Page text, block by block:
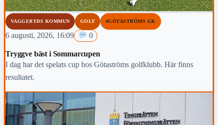
VAGGERYDS KOMMUN GOLF #GÖTASTRÖMS GK
6 augusti, 2026, 16:09 0
Tryggve bäst i Sommarcupen
I dag har det spelats cup hos Götaströms golfklubb. Här finns
resultatet.